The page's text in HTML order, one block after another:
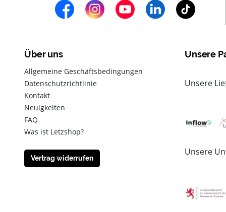
Über uns
Allgemeine Geschäftsbedingungen
Datenschutzrichtlinie
Kontakt
Neuigkeiten
FAQ
Was ist Letzshop?
Vertrag widerrufen
Unsere
Unsere
Unsere